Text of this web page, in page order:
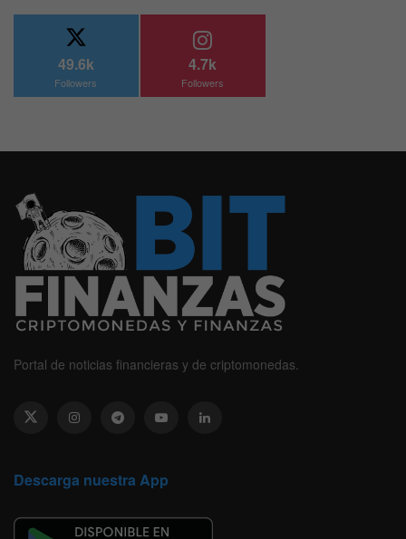
49.6k
Followers
4.7k
Followers
Portal de noticias financieras y de criptomonedas.
Descarga nuestra App